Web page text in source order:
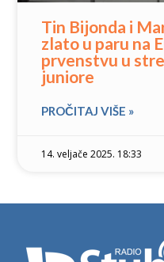
Tin Bijonda i
zlato u paru na
prvenstvu u
juniore
PROČITAJ VIŠE »
14. veljače 2025. 18:33